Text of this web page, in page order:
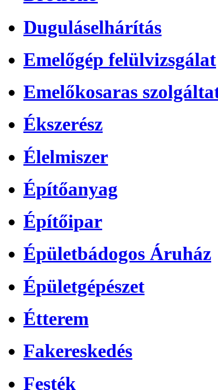
Duguláselhárítás
Emelőgép felülvizsgálat
Emelőkosaras
Ékszerész
Élelmiszer
Építőanyag
Építőipar
Épületbádogos Áruház
Épületgépészet
Étterem
Fakereskedés
Festék